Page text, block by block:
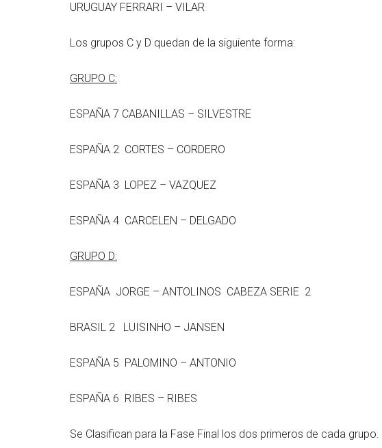
URUGUAY FERRARI – VILAR
Los grupos C y D quedan de la siguiente forma:
GRUPO C:
ESPAÑA 7 CABANILLAS – SILVESTRE
ESPAÑA 2 CORTES – CORDERO
ESPAÑA 3 LOPEZ – VAZQUEZ
ESPAÑA 4 CARCELEN – DELGADO
GRUPO D:
ESPAÑA JORGE – ANTOLINOS CABEZA SERIE 2
BRASIL 2 LUISINHO – JANSEN
ESPAÑA 5 PALOMINO – ANTONIO
ESPAÑA 6 RIBES – RIBES
Se Clasifican para la Fase Final los dos primeros de cada grupo.